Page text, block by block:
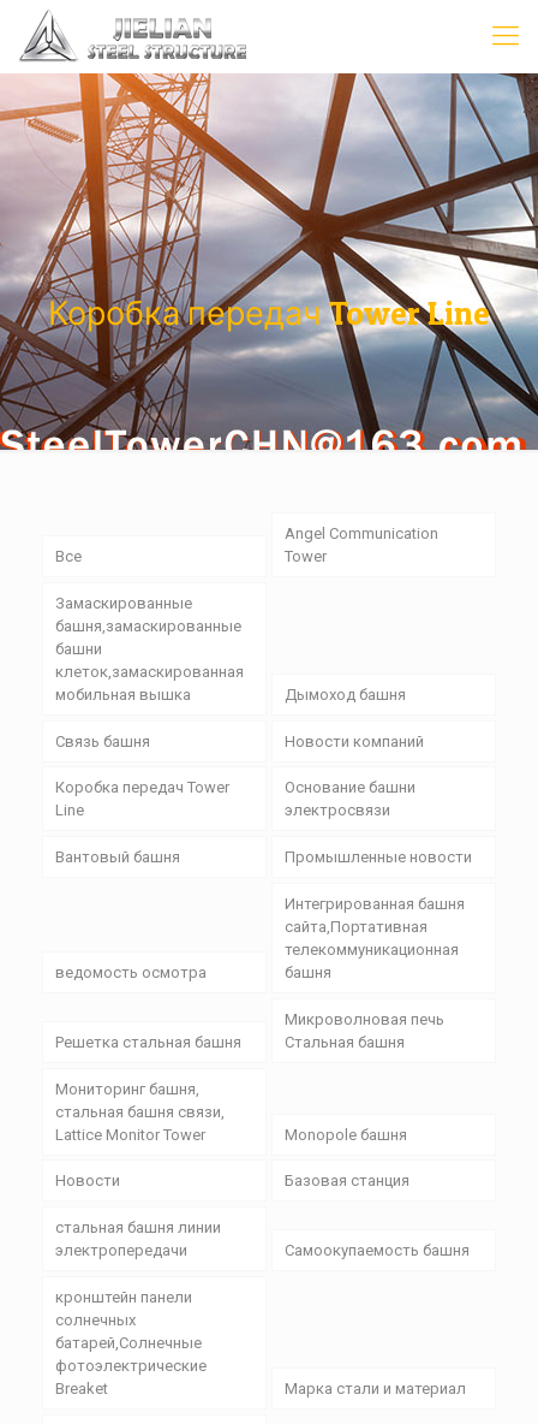
Коробка передач Tower Line
Все
Angel Communication
Tower
Замаскированные
башня,замаскированные
башни
клеток,замаскированная
мобильная вышка
Дымоход башня
Связь башня Новости компаний
Коробка передач Tower
Line
Основание башни
электросвязи
Вантовый башня Промышленные новости
ведомость осмотра
Интегрированная башня
сайта,Портативная
телекоммуникационная
башня
Решетка стальная башня
Микроволновая печь
Стальная башня
Мониторинг башня,
стальная башня связи,
Lattice Monitor Tower
Monopole башня
Новости Базовая станция
стальная башня линии
электропередачи
Самоокупаемость башня
кронштейн панели
солнечных
батарей,Солнечные
фотоэлектрические
Breaket
Марка стали и материал